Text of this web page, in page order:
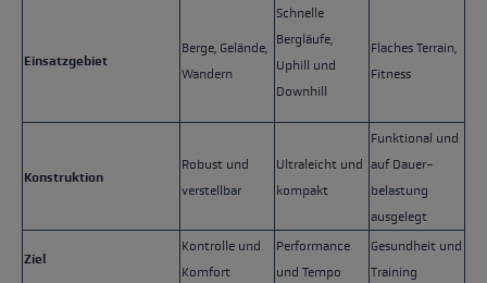
Einsatzgebiet
Berge, Gelände,
Wandern
Schnelle
Bergläufe,
Uphill und
Downhill
Flaches Terrain,
Fitness
Konstruktion
Robust und
verstellbar
Ultraleicht und
kompakt
Funktional und
auf Dauer-
belastung
ausgelegt
Ziel
Kontrolle und
Komfort
Performance
und Tempo
Gesundheit und
Training